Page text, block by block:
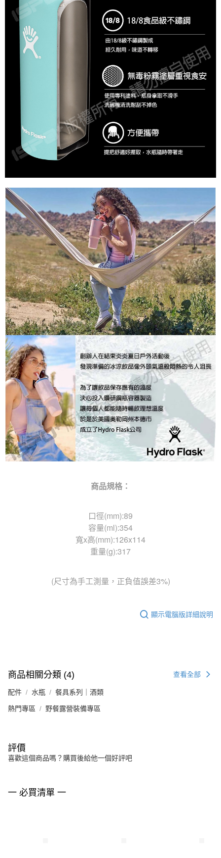
商品規格：
口徑(mm):89
容量(ml):354
寬x高(mm):126x114
重量(g):317
(尺寸為手工測量，正負值誤差3%)
顯示電腦版詳細說明
商品相關分類 (4) 查看全部
配件 水瓶 餐具系列｜酒類
熱門專區 野餐露營裝備專區
評價
喜歡這個商品嗎？購買後給他一個好評吧
一 必買清單 一